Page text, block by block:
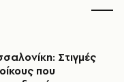
Στιγμές
που